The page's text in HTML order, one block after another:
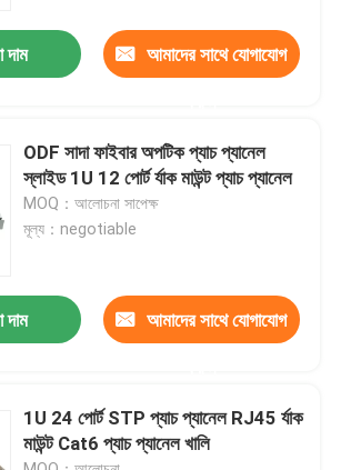
করুন
দাম আমাদের সাথে যোগাযোগ
ODF সাদা ফাইবার অপটিক প্যাচ প্যানেল
স্লাইড 1U 12 পোর্ট র্যাক মাউন্ট প্যাচ প্যানেল
MOQ：আলোচনা সাপেক্ষ
মূল্য：negotiable
দাম আমাদের সাথে যোগাযোগ
1U 24 পোর্ট STP প্যাচ প্যানেল RJ45 র্যাক
মাউন্ট Cat6 প্যাচ প্যানেল খালি